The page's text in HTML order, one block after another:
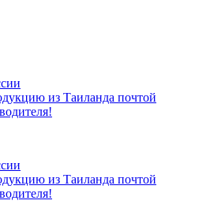
из Таиланда почтой
из Таиланда почтой